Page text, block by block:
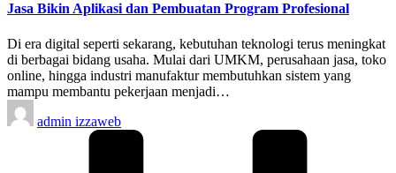
Jasa Bikin Aplikasi dan Pembuatan Program Profesional
Di era digital seperti sekarang, kebutuhan teknologi terus meningkat
di berbagai bidang usaha. Mulai dari UMKM, perusahaan jasa, toko
online, hingga industri manufaktur membutuhkan sistem yang
mampu membantu pekerjaan menjadi…
Posted
by
admin izzaweb